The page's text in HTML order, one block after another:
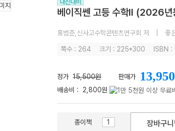
베이직쎈 고등 수학II (2026년
홍범준,신사고수학콘텐츠연구회 저 좋
쪽수 : 264 크기 : 225*300 ISBN
정가 15,500원 판매가 13,950
배송비 : 2,800원
종이책 장바구니